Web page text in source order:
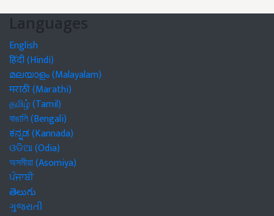
Languages
English
हिंदी (Hindi)
മലയാളം (Malayalam)
मराठी (Marathi)
தமிழ் (Tamil)
বাঙালি (Bengali)
ಕನ್ನಡ (Kannada)
ଓଡିଆ (Odia)
অসমীয়া (Asomiya)
ਪੰਜਾਬੀ
తెలుగు
ગુજરાતી